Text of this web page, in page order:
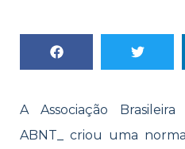
A Associação
ABNT_ criou uma